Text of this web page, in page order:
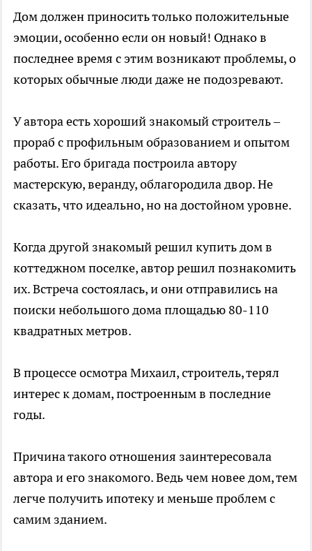
Дом должен приносить только положительные
эмоции, особенно если он новый! Однако в
последнее время с этим возникают проблемы, о
которых обычные люди даже не подозревают.
У автора есть хороший знакомый строитель –
прораб с профильным образованием и опытом
работы. Его бригада построила автору
мастерскую, веранду, облагородила двор. Не
сказать, что идеально, но на достойном уровне.
Когда другой знакомый решил купить дом в
коттеджном поселке, автор решил познакомить
их. Встреча состоялась, и они отправились на
поиски небольшого дома площадью 80-110
квадратных метров.
В процессе осмотра Михаил, строитель, терял
интерес к домам, построенным в последние
годы.
Причина такого отношения заинтересовала
автора и его знакомого. Ведь чем новее дом, тем
легче получить ипотеку и меньше проблем с
самим зданием.